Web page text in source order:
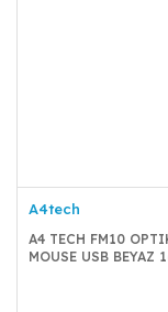
A4tech
A4 TECH FM10
MOUSE USB BEYAZ